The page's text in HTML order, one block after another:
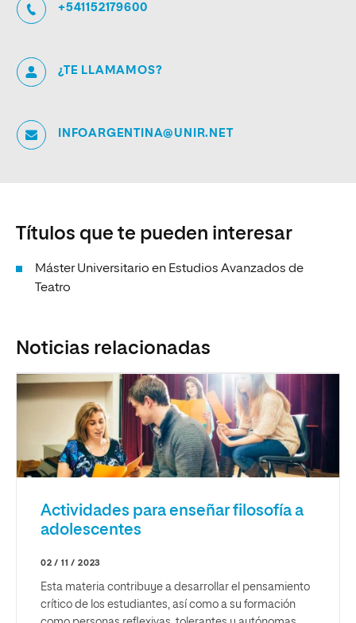
+541152179600
¿TE LLAMAMOS?
INFOARGENTINA@UNIR.NET
Títulos que te pueden interesar
Máster Universitario en Estudios Avanzados de
Teatro
Noticias relacionadas
Actividades para enseñar filosofía a
adolescentes
02 / 11 / 2023
Esta materia contribuye a desarrollar el pensamiento
crítico de los estudiantes, así como a su formación